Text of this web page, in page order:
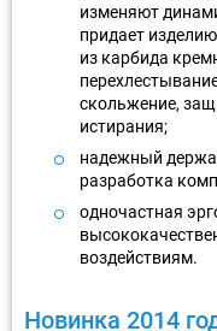
изменяют
придает
из карбида
скольжение,
истирания;
надежный
разработка
одночастная
воздействиям.
Новинка 2014